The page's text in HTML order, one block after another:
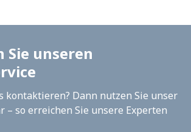
Sie unseren
kontaktieren? Dann nutzen Sie unser
– so erreichen Sie unsere Experten